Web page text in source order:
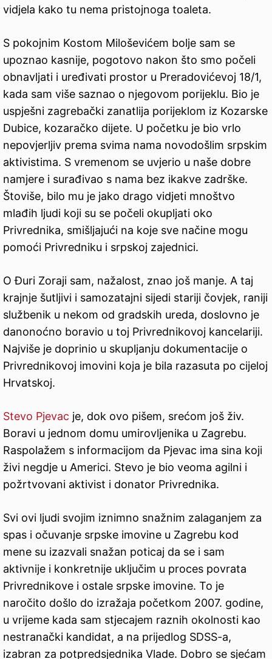
vidjela kako tu nema pristojnoga toaleta.
S pokojnim Kostom Miloševićem bolje sam se
upoznao kasnije, pogotovo nakon što smo počeli
obnavljati i uređivati prostor u Preradovićevoj 18/1,
kada sam više saznao o njegovom porijeklu. Bio je
uspješni zagrebački zanatlija porijeklom iz Kozarske
Dubice, kozaračko dijete. U početku je bio vrlo
nepovjerljiv prema svima nama novodošlim srpskim
aktivistima. S vremenom se uvjerio u naše dobre
namjere i surađivao s nama bez ikakve zadrške.
Štoviše, bilo mu je jako drago vidjeti mnoštvo
mlađih ljudi koji su se počeli okupljati oko
Privrednika, smišljajući na koje sve načine mogu
pomoći Privredniku i srpskoj zajednici.
O Đuri Zoraji sam, nažalost, znao još manje. A taj
krajnje šutljivi i samozatajni sijedi stariji čovjek, raniji
službenik u nekom od gradskih ureda, doslovno je
danonoćno boravio u toj Privrednikovoj kancelariji.
Najviše je doprinio u skupljanju dokumentacije o
Privrednikovoj imovini koja je bila razasuta po cijeloj
Hrvatskoj.
Stevo Pjevac je, dok ovo pišem, srećom još živ.
Boravi u jednom domu umirovljenika u Zagrebu.
Raspolažem s informacijom da Pjevac ima sina koji
živi negdje u Americi. Stevo je bio veoma agilni i
požrtvovani aktivist i donator Privrednika.
Svi ovi ljudi svojim iznimno snažnim zalaganjem za
spas i očuvanje srpske imovine u Zagrebu kod
mene su izazvali snažan poticaj da se i sam
aktivnije i konkretnije uključim u proces povrata
Privrednikove i ostale srpske imovine. To je
naročito došlo do izražaja početkom 2007. godine,
u vrijeme kada sam stjecajem raznih okolnosti kao
nestranački kandidat, a na prijedlog SDSS-a,
izabran za potpredsjednika Vlade. Dobro se sjećam